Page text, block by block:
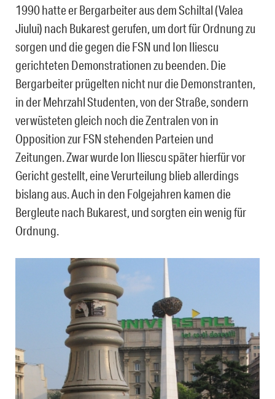
1990 hatte er Bergarbeiter aus dem Schiltal (Valea
Jiului) nach Bukarest gerufen, um dort für Ordnung zu
sorgen und die gegen die FSN und Ion Iliescu
gerichteten Demonstrationen zu beenden. Die
Bergarbeiter prügelten nicht nur die Demonstranten,
in der Mehrzahl Studenten, von der Straße, sondern
verwüsteten gleich noch die Zentralen von in
Opposition zur FSN stehenden Parteien und
Zeitungen. Zwar wurde Ion Iliescu später hierfür vor
Gericht gestellt, eine Verurteilung blieb allerdings
bislang aus. Auch in den Folgejahren kamen die
Bergleute nach Bukarest, und sorgten ein wenig für
Ordnung.